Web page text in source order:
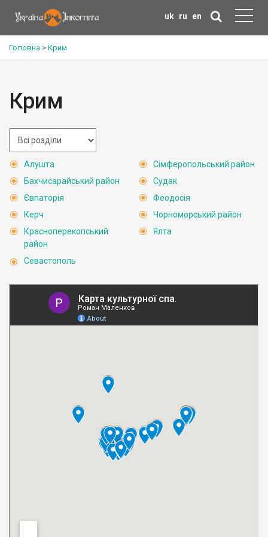
uk ru en
Головна > Крим
Крим
Алушта
Бахчисарайський район
Євпаторія
Керч
Красноперекопський
район
Севастополь
Сімферопольський район
Судак
Феодосія
Чорноморський район
Ялта